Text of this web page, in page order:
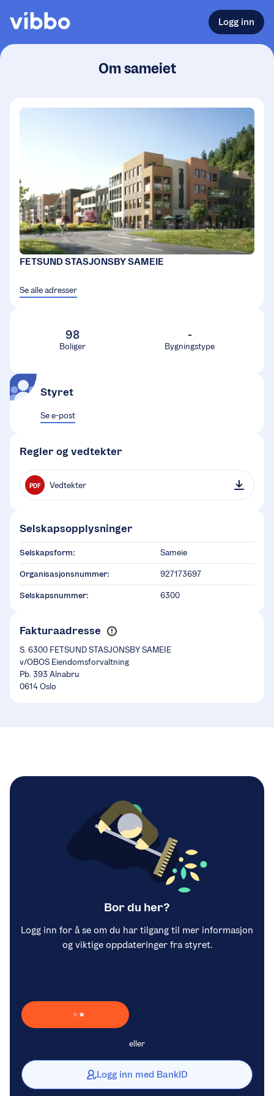
Logg inn
Om sameiet
FETSUND STASJONSBY SAMEIE
Se alle adresser
98
Boliger
-
Bygningstype
Styret
Se e-post
Regler og vedtekter
PDF Vedtekter
Selskapsopplysninger
Selskapsform: Sameie
Organisasjonsnummer: 927173697
Selskapsnummer: 6300
Fakturaadresse
S. 6300 FETSUND STASJONSBY SAMEIE
v/OBOS Eiendomsforvaltning
Pb. 393 Alnabru
0614 Oslo
Bor du her?
Logg inn for å se om du har tilgang til mer informasjon
og viktige oppdateringer fra styret.
Laster inn Vipps …
eller
Logg inn med BankID